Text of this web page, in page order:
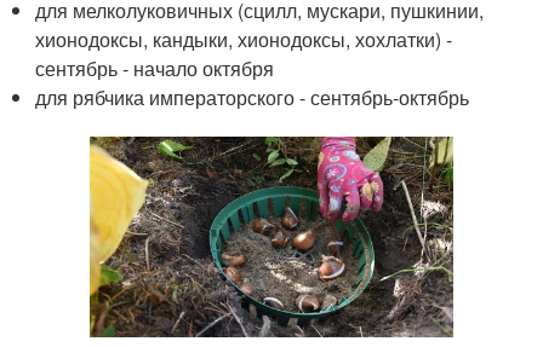
для мелколуковичных (сцилл, мускари, пушкинии,
хионодоксы, кандыки, хионодоксы, хохлатки) -
сентябрь - начало октября
для рябчика императорского - сентябрь-октябрь